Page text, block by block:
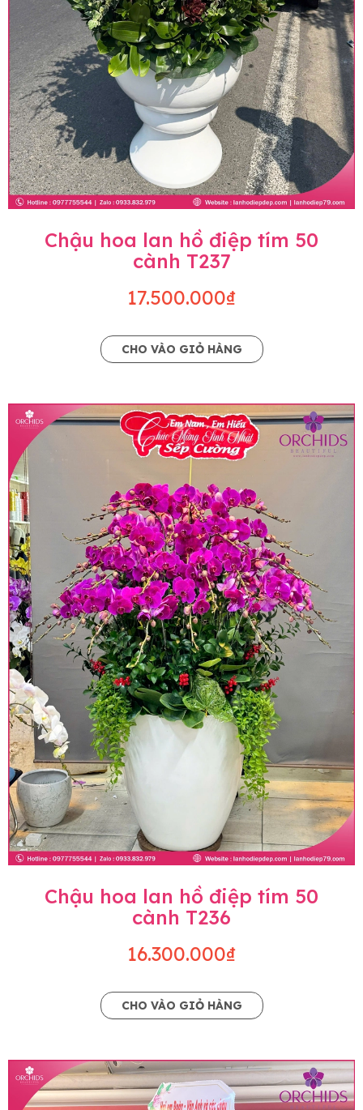
Chậu hoa lan hồ điệp tím 50
cành T237
17.500.000₫
CHO VÀO GIỎ HÀNG
Chậu hoa lan hồ điệp tím 50
cành T236
16.300.000₫
CHO VÀO GIỎ HÀNG